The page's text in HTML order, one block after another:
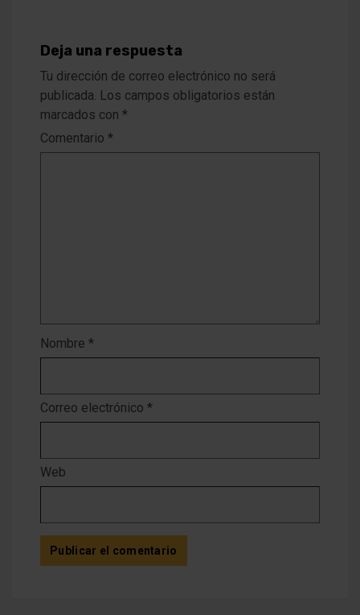
Deja una respuesta
Tu dirección de correo electrónico no será
publicada. Los campos obligatorios están
marcados con *
Comentario *
Nombre *
Correo electrónico *
Web